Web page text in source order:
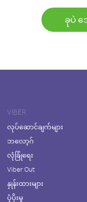
ခုပဲ
VIBER
လုပ်ဆောင်ချက်များ
ဘလော့ဂ်
လုံခြုံရေး
Viber Out
နှုန်းထားများ
ပံ့ပိုးမှု